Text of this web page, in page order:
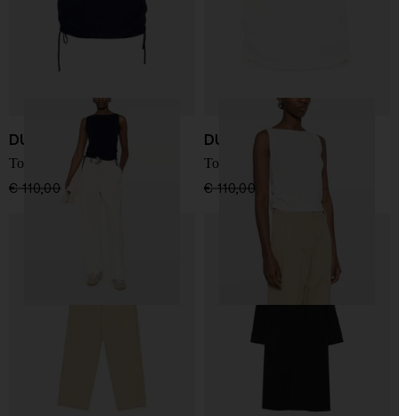
DUNST
Top senza maniche
€ 110,00 € 77,00
DUNST
Top senza maniche
€ 110,00